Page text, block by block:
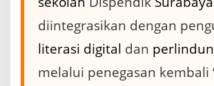
r
a
a
a
diintegrasikan dengan
literasi digital dan
melalui penegasan kembali